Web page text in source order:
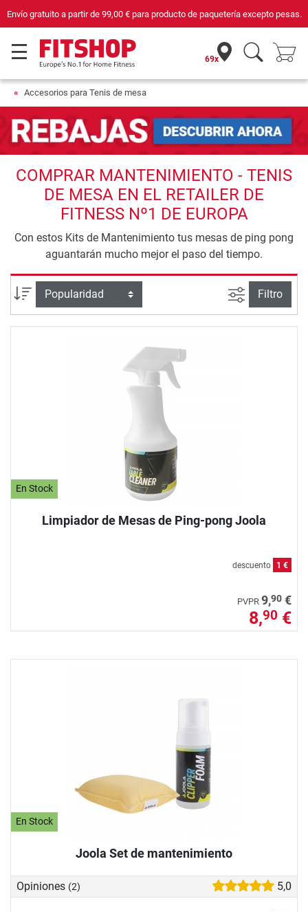
Envío gratuito a partir de 99,00 €para producto de paquetería excepto pesas.
69x
Accesorios para Tenis de mesa
COMPRAR MANTENIMIENTO - TENIS
DE MESA EN EL RETAILER DE
FITNESS Nº1 DE EUROPA
Con estos Kits de Mantenimiento tus mesas de ping pong
aguantarán mucho mejor el paso del tiempo.
Ordenar por Busqueda
Filtro
En Stock
Limpiador de Mesas de Ping-pong Joola
descuento 1 €
PVPR 9,90 €
8,90 €
En Stock
Joola Set de mantenimiento
Opiniones (2) 5,0